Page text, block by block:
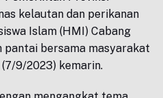
kelautan dan perikanan
Islam (HMI) Cabang
pantai bersama masyarakat
(7/9/2023) kemarin.